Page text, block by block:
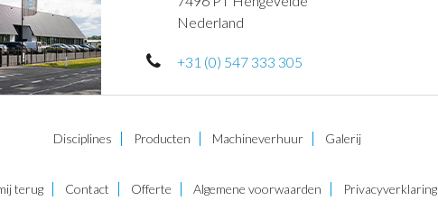
Nederland
+31 (0) 547 333 305
Disciplines Producten Machineverhuur Galerij
terug Contact Offerte Algemene voorwaarden Privacyverklaring